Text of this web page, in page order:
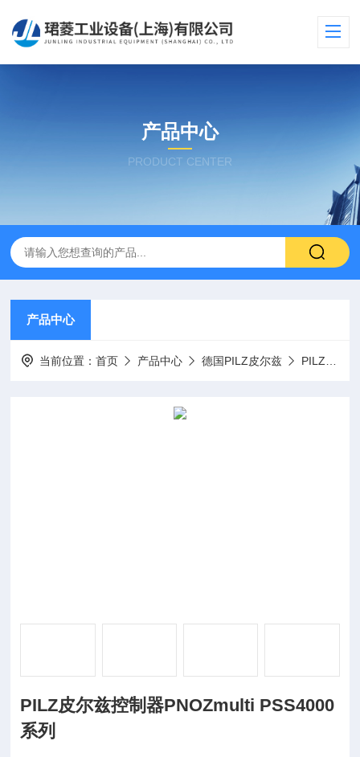
产品中心
PRODUCT CENTER
产品中心
当前位置：首页 产品中心 德国PILZ皮尔兹 PILZ继电器
PILZ皮尔兹控制器PNOZmulti PSS4000
系列